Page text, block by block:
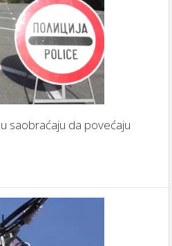
saobraćaju da povećaju